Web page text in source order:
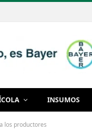
INSUMOS
los productores